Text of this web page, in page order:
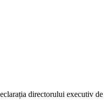
directorului executiv